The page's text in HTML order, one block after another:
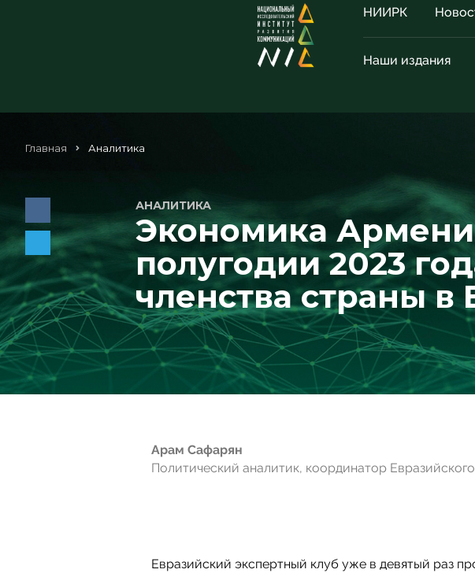
НИИРК
Наши издания
Главная Аналитика
АНАЛИТИКА
Экономика
полугодии 2023
членства страны в
Арам Сафарян
Политический аналитик, координатор
Евразийский экспертный клуб уже в девятый раз